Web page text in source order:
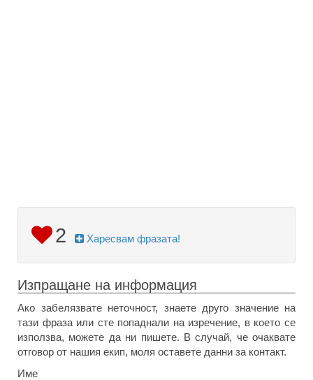
2 Харесвам фразата!
Изпращане на информация
Ако забелязвате неточност, знаете друго значение на
тази фраза или сте попаднали на изречение, в което се
използва, можете да ни пишете. В случай, че очаквате
отговор от нашия екип, моля оставете данни за контакт.
Име